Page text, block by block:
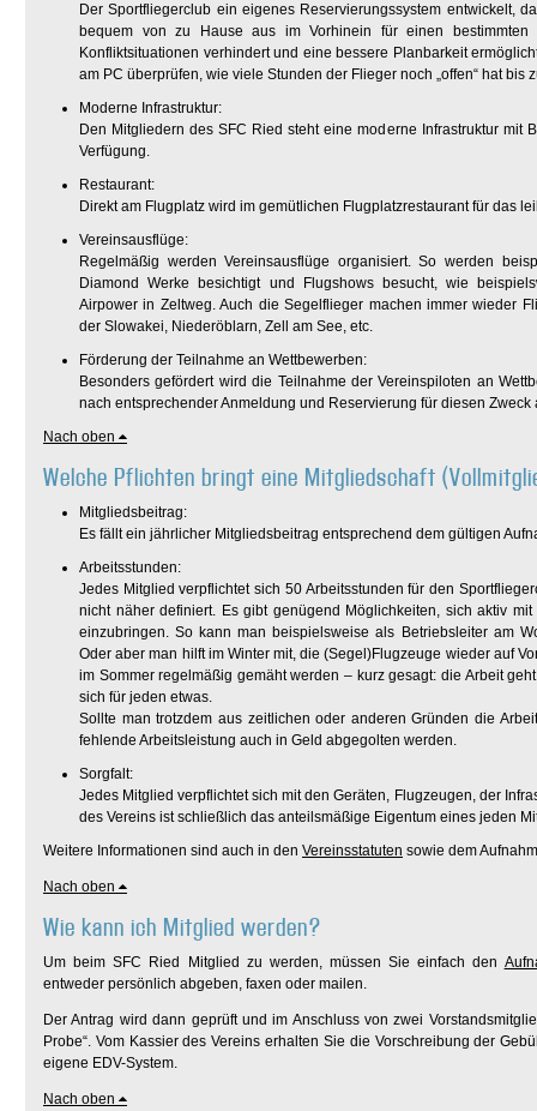
Der Sportfliegerclub ein eigenes Reservierungssystem entwickelt,
bequem von zu Hause aus im Vorhinein für einen bestimmten
Konfliktsituationen verhindert und eine bessere Planbarkeit
am PC überprüfen, wie viele Stunden der Flieger noch „offen“ hat bis
Moderne Infrastruktur:
Den Mitgliedern des SFC Ried steht eine moderne Infrastruktur mit
Verfügung.
Restaurant:
Direkt am Flugplatz wird im gemütlichen Flugplatzrestaurant für das
Vereinsausflüge:
Regelmäßig werden Vereinsausflüge organisiert. So werden
Diamond Werke besichtigt und Flugshows besucht, wie
Airpower in Zeltweg. Auch die Segelflieger machen immer wieder
der Slowakei, Niederöblarn, Zell am See, etc.
Förderung der Teilnahme an Wettbewerben:
Besonders gefördert wird die Teilnahme der Vereinspiloten an
nach entsprechender Anmeldung und Reservierung für diesen Zweck
Nach oben
Welche Pflichten bringt eine Mitgliedschaft
Mitgliedsbeitrag:
Es fällt ein jährlicher Mitgliedsbeitrag entsprechend dem gültigen
Arbeitsstunden:
Jedes Mitglied verpflichtet sich 50 Arbeitsstunden für den
nicht näher definiert. Es gibt genügend Möglichkeiten, sich aktiv
einzubringen. So kann man beispielsweise als Betriebsleiter am
Oder aber man hilft im Winter mit, die (Segel)Flugzeuge wieder auf
im Sommer regelmäßig gemäht werden – kurz gesagt: die Arbeit
sich für jeden etwas.
Sollte man trotzdem aus zeitlichen oder anderen Gründen die
fehlende Arbeitsleistung auch in Geld abgegolten werden.
Sorgfalt:
Jedes Mitglied verpflichtet sich mit den Geräten, Flugzeugen, der
des Vereins ist schließlich das anteilsmäßige Eigentum eines jeden
Weitere Informationen sind auch in den Vereinsstatuten sowie dem
Nach oben
Wie kann ich Mitglied werden?
Um beim SFC Ried Mitglied zu werden, müssen Sie einfach den
entweder persönlich abgeben, faxen oder mailen.
Der Antrag wird dann geprüft und im Anschluss von zwei
Probe“. Vom Kassier des Vereins erhalten Sie die Vorschreibung der
eigene EDV-System.
Nach oben